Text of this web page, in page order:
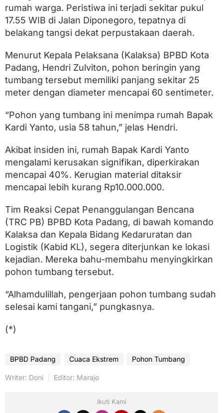
P
a
d
a
g
,
K
e
u
i
n
t
a
k
s
R
p
0
J
u
a
rumah warga. Peristiwa ini terjadi sekitar pukul
17.55 WIB di Jalan Diponegoro, tepatnya di
belakang tangsi dekat perpustakaan daerah.
Menurut Kepala Pelaksana (Kalaksa) BPBD Kota
Padang, Hendri Zulviton, pohon beringin yang
tumbang tersebut memiliki panjang sekitar 25
meter dengan diameter mencapai 60 sentimeter.
“Pohon yang tumbang ini menimpa rumah Bapak
Kardi Yanto, usia 58 tahun,” jelas Hendri.
Akibat insiden ini, rumah Bapak Kardi Yanto
mengalami kerusakan signifikan, diperkirakan
mencapai 40%. Kerugian material ditaksir
mencapai lebih kurang Rp10.000.000.
Tim Reaksi Cepat Penanggulangan Bencana
(TRC PB) BPBD Kota Padang, di bawah komando
Kalaksa dan Kepala Bidang Kedaruratan dan
Logistik (Kabid KL), segera diterjunkan ke lokasi
kejadian. Mereka bahu-membahu menyingkirkan
pohon tumbang tersebut.
“Alhamdulillah, pengerjaan pohon tumbang sudah
selesai kami tangani,” pungkasnya.
(*)
BPBD Padang Cuaca Ekstrem Pohon Tumbang
Writer: Doni Editor: Marajo
Ikuti Kami